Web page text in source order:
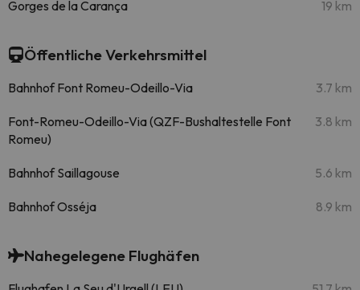
Gorges de la Carança 19 km
Öffentliche Verkehrsmittel
Bahnhof Font Romeu-Odeillo-Via 3.7 km
Font-Romeu-Odeillo-Via (QZF-Bushaltestelle Font
Romeu)
3.8 km
Bahnhof Saillagouse 5.6 km
Bahnhof Osséja 8.9 km
Nahegelegene Flughäfen